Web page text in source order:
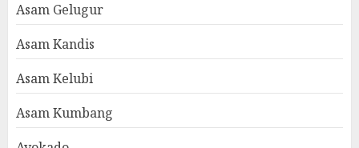
Asam Gelugur
Asam Kandis
Asam Kelubi
Asam Kumbang